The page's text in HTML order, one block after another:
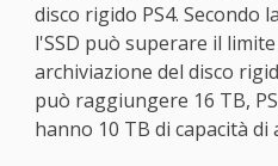
disco rigido PS4. Secondo
l'SSD può superare il
archiviazione del disco
può raggiungere 16 TB,
hanno 10 TB di capacità di